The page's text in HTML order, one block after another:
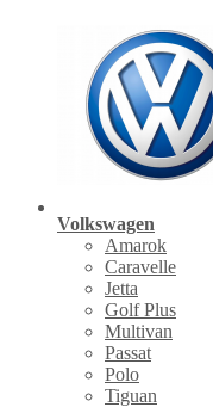
Volkswagen
Amarok
Caravelle
Jetta
Golf Plus
Multivan
Passat
Polo
Tiguan